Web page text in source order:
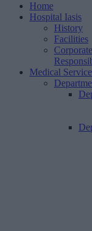
Home
Hospital Iasis
History
Facilities
Medical